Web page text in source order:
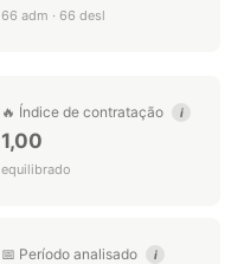
66 adm · 66 desl
🔥 Índice de contratação i
1,00
equilibrado
📅 Período analisado i